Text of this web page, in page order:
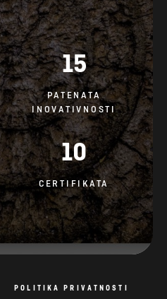
15
PATENATA
INOVATIVNOSTI
10
CERTIFIKATA
POLITIKA PRIVATNOSTI